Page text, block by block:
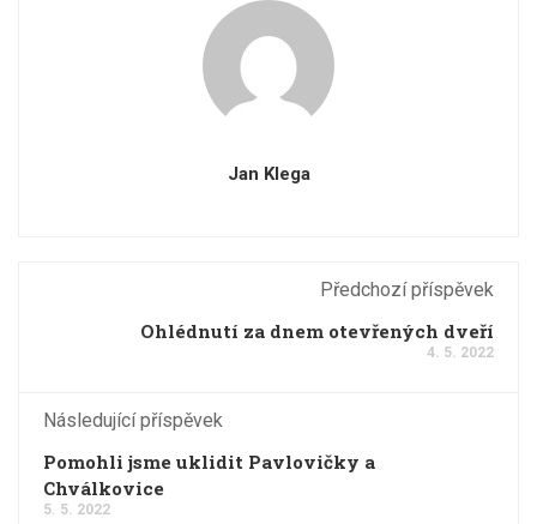
Jan Klega
Předchozí příspěvek
Ohlédnutí za dnem otevřených dveří
4. 5. 2022
Následující příspěvek
Pomohli jsme uklidit Pavlovičky a
Chválkovice
5. 5. 2022